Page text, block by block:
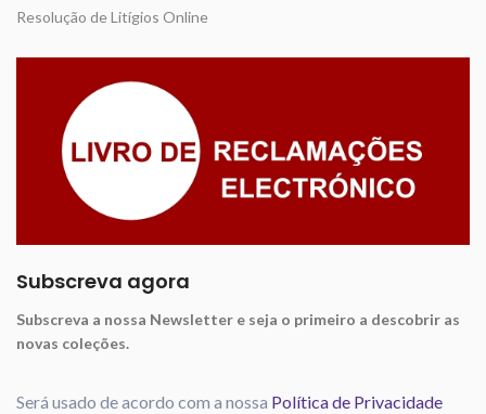
Resolução de Litígios Online
Subscreva agora
Subscreva a nossa Newsletter e seja o primeiro a descobrir as
novas coleções.
Será usado de acordo com a nossa Política de Privacidade